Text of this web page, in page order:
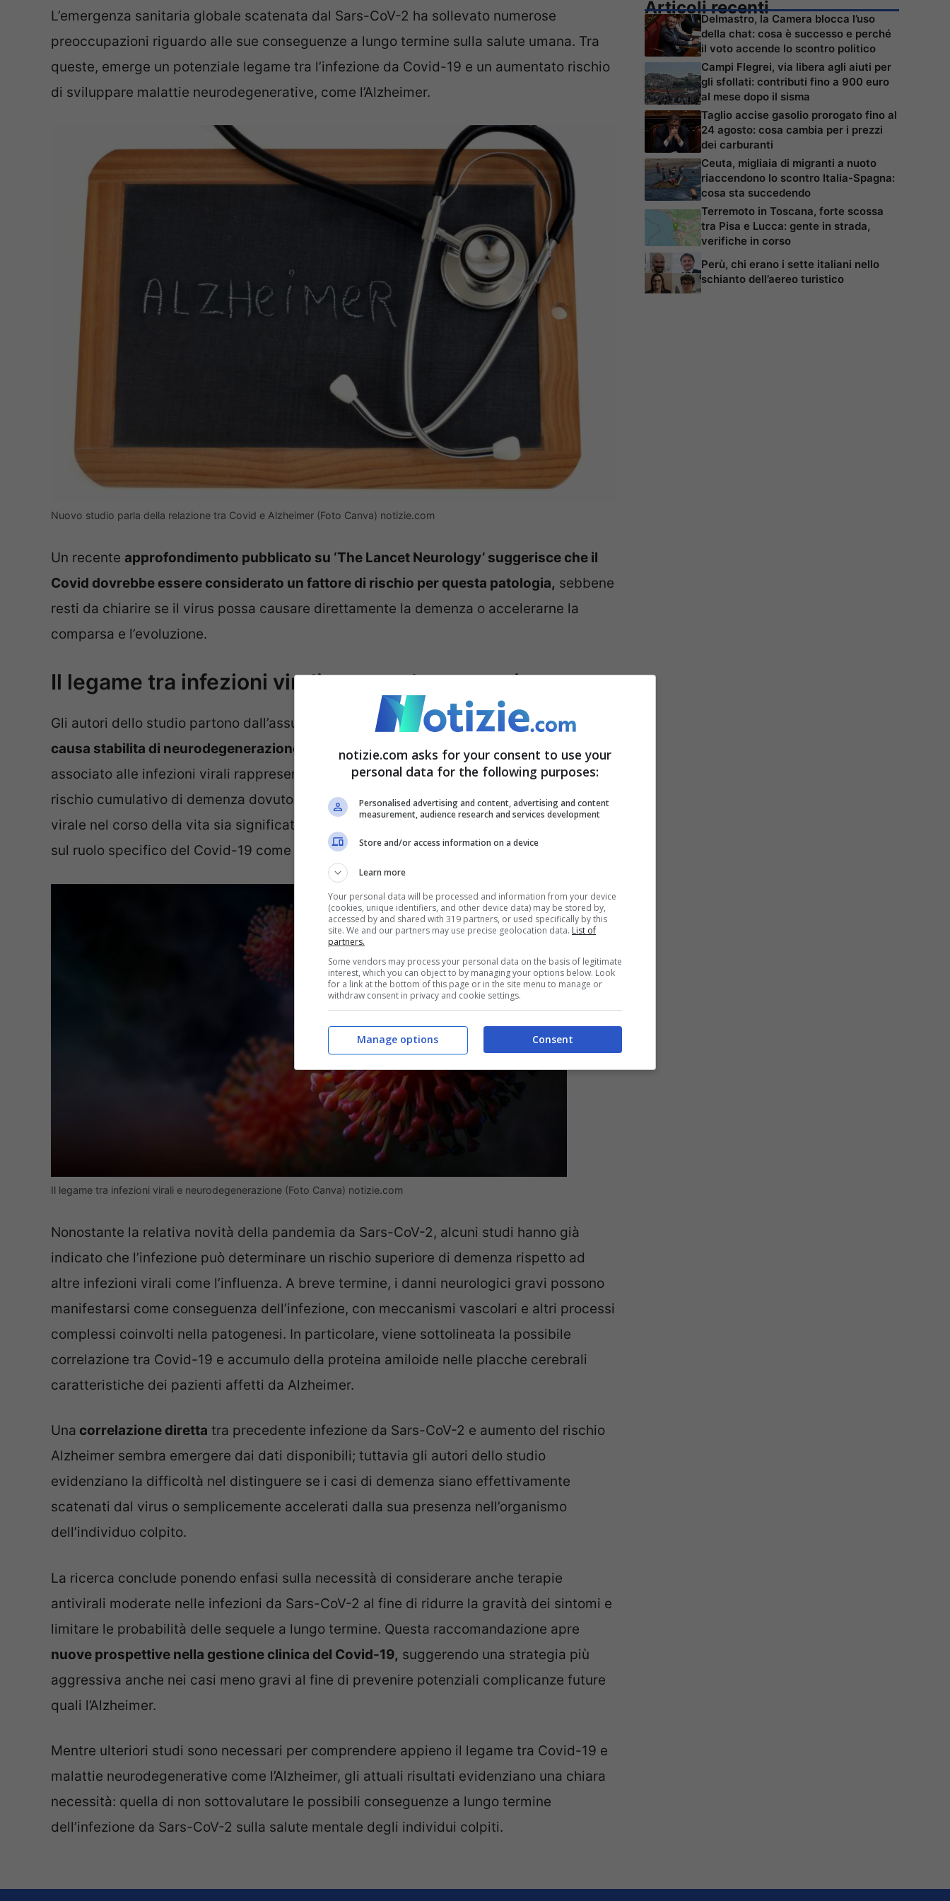
L’emergenza sanitaria globale scatenata dal Sars-CoV-2 ha sollevato numerose
preoccupazioni riguardo alle sue conseguenze a lungo termine sulla salute umana. Tra
queste, emerge un potenziale legame tra l’infezione da Covid-19 e un aumentato rischio
di sviluppare malattie neurodegenerative, come l’Alzheimer.
Nuovo studio parla della relazione tra Covid e Alzheimer (Foto Canva) notizie.com
Un recente approfondimento pubblicato su ‘The Lancet Neurology’ suggerisce che il
Covid dovrebbe essere considerato un fattore di rischio per questa patologia, sebbene
resti da chiarire se il virus possa causare direttamente la demenza o accelerarne la
comparsa e l’evoluzione.
Il legame tra infezioni virali e neurodegenerazione
Gli autori dello studio partono dall’assunto che le
malattie infettive possono essere una
causa stabilita di neurodegenerazione.
Tuttavia, quantificare il pericolo neurologico
associato alle infezioni virali rappresenta una sfida. In generale, è stato stimato che il
rischio cumulativo di demenza dovuto a un ricovero ospedaliero per qualsiasi infezione
virale nel corso della vita sia significativo. Questo dato pone le basi per ulteriori indagini
sul ruolo specifico del Covid-19 come fattore di rischio.
Il legame tra infezioni virali e neurodegenerazione (Foto Canva) notizie.com
Nonostante la relativa novità della pandemia da Sars-CoV-2, alcuni studi hanno già
indicato che l’infezione può determinare un rischio superiore di demenza rispetto ad
altre infezioni virali come l’influenza. A breve termine, i danni neurologici gravi possono
manifestarsi come conseguenza dell’infezione, con meccanismi vascolari e altri processi
complessi coinvolti nella patogenesi. In particolare, viene sottolineata la possibile
correlazione tra Covid-19 e accumulo della proteina amiloide nelle placche cerebrali
caratteristiche dei pazienti affetti da Alzheimer.
Una correlazione diretta tra precedente infezione da Sars-CoV-2 e aumento del rischio
Alzheimer sembra emergere dai dati disponibili; tuttavia gli autori dello studio
evidenziano la difficoltà nel distinguere se i casi di demenza siano effettivamente
scatenati dal virus o semplicemente accelerati dalla sua presenza nell’organismo
dell’individuo colpito.
La ricerca conclude ponendo enfasi sulla necessità di considerare anche terapie
antivirali moderate nelle infezioni da Sars-CoV-2 al fine di ridurre la gravità dei sintomi e
limitare le probabilità delle sequele a lungo termine. Questa raccomandazione apre
nuove prospettive nella gestione clinica del Covid-19, suggerendo una strategia più
aggressiva anche nei casi meno gravi al fine di prevenire potenziali complicanze future
quali l’Alzheimer.
Mentre ulteriori studi sono necessari per comprendere appieno il legame tra Covid-19 e
malattie neurodegenerative come l’Alzheimer, gli attuali risultati evidenziano una chiara
necessità: quella di non sottovalutare le possibili conseguenze a lungo termine
dell’infezione da Sars-CoV-2 sulla salute mentale degli individui colpiti.
Articoli recenti
Delmastro, la Camera blocca l’uso
della chat: cosa è successo e perché
il voto accende lo scontro politico
Campi Flegrei, via libera agli aiuti per
gli sfollati: contributi fino a 900 euro
al mese dopo il sisma
Taglio accise gasolio prorogato fino al
24 agosto: cosa cambia per i prezzi
dei carburanti
Ceuta, migliaia di migranti a nuoto
riaccendono lo scontro Italia-Spagna:
cosa sta succedendo
Terremoto in Toscana, forte scossa
tra Pisa e Lucca: gente in strada,
verifiche in corso
Perù, chi erano i sette italiani nello
schianto dell’aereo turistico
notizie.com asks for your consent to use your
personal data for the following purposes:
Personalised advertising and content, advertising and content
measurement, audience research and services development
Store and/or access information on a device
Learn more
Your personal data will be processed and information from your device
(cookies, unique identifiers, and other device data) may be stored by,
accessed by and shared with 319 partners, or used specifically by this
site. We and our partners may use precise geolocation data. List of
partners.
Some vendors may process your personal data on the basis of legitimate
interest, which you can object to by managing your options below. Look
for a link at the bottom of this page or in the site menu to manage or
withdraw consent in privacy and cookie settings.
Consent
Manage options